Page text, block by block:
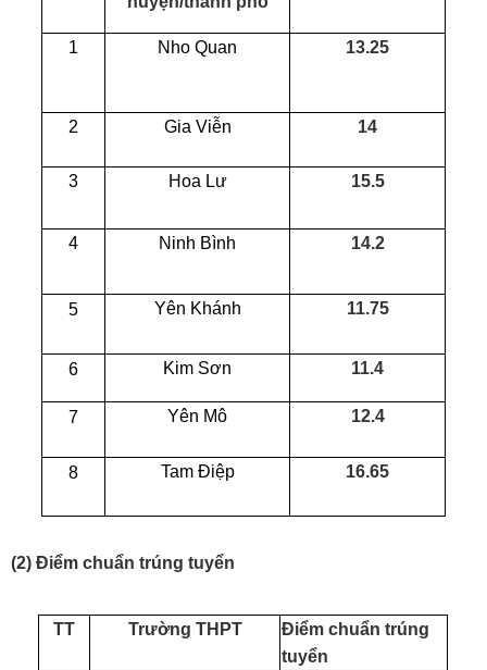
1 Nho Quan 13.25
2 Gia Viễn 14
3 Hoa Lư 15.5
4 Ninh Bình 14.2
5 Yên Khánh 11.75
6 Kim Sơn 11.4
7 Yên Mô 12.4
8 Tam Điệp 16.65
(2) Điểm chuẩn trúng tuyển
TT Trường THPT
Điểm chuẩn trúng
tuyển